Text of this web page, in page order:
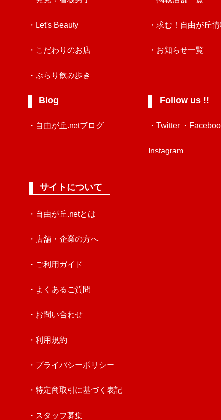
・Let's Beauty
・こだわりのお店
・ぶらり飲み歩き
Blog
・自由が丘.netブログ
・求む！自由が丘
・お知らせ一覧
Follow us !!
・Twitter ・
Instagram
サイトについて
・自由が丘.netとは
・店舗・企業の方へ
・ご利用ガイド
・よくあるご質問
・お問い合わせ
・利用規約
・プライバシーポリシー
・特定商取引に基づく表記
・スタッフ募集